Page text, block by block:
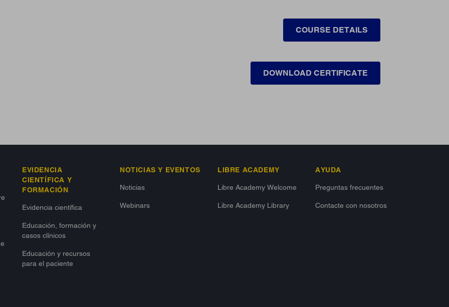
COURSE DETAILS
DOWNLOAD CERTIFICATE
EVIDENCIA
CIENTÍFICA Y
FORMACIÓN
Evidencia científica
Educación, formación y
casos clínicos
Educación y recursos
para el paciente
NOTICIAS Y EVENTOS
Noticias
Webinars
LIBRE ACADEMY
Libre Academy Welcome
Libre Academy Library
AYUDA
Preguntas frecuentes
Contacte con nosotros